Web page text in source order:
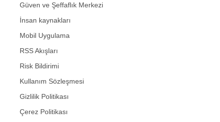
Güven ve Şeffaflık Merkezi
İnsan kaynakları
Mobil Uygulama
RSS Akışları
Risk Bildirimi
Kullanım Sözleşmesi
Gizlilik Politikası
Çerez Politikası